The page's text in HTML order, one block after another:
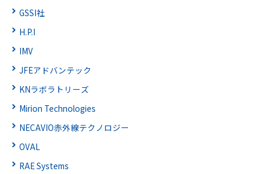
GSSI社
H.P.I
IMV
JFEアドバンテック
KNラボラトリーズ
Mirion Technologies
NECAVIO赤外線テクノロジー
OVAL
RAE Systems